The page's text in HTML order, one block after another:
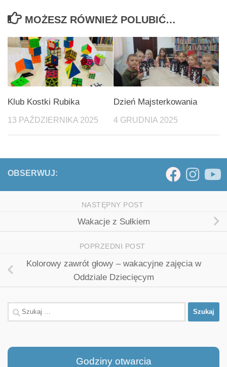
MOŻESZ RÓWNIEŻ POLUBIĆ…
Klub Kostki Rubika
13 PAŹDZIERNIKA 2025
Dzień Majsterkowania
4 GRUDNIA 2025
OBSERWUJ:
NASTĘPNY POST
Wakacje z Sułkiem
POPRZEDNI POST
Kolorowy zawrót głowy – wakacyjne zajęcia w
Oddziale Dziecięcym
Szukaj:
Godziny otwarcia